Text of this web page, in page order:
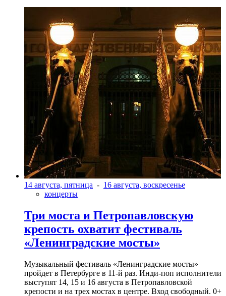
14 августа, пятница - 16 августа, воскресенье
концерты
Три моста и Петропавловскую
крепость охватит фестиваль
«Ленинградские мосты»
Музыкальный фестиваль «Ленинградские мосты»
пройдет в Петербурге в 11-й раз. Инди-поп исполнители
выступят 14, 15 и 16 августа в Петропавловской
крепости и на трех мостах в центре. Вход свободный. 0+